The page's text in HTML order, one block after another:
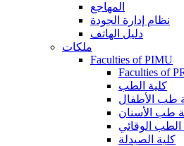
المهاجع
نظام إدارة الجودة
دليل الهاتف
ملكات
Faculties of PIMU
Faculties of
كلية الطب
طب الأطفال
طب الأسنان
الطب الوقائي
كلية الصيدلة